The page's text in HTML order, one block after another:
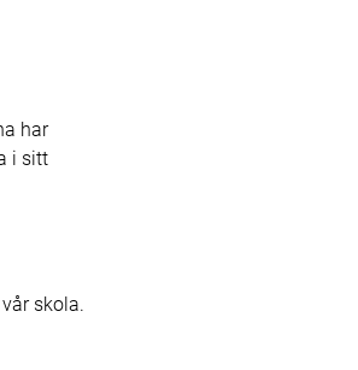
har
i sitt
skola.